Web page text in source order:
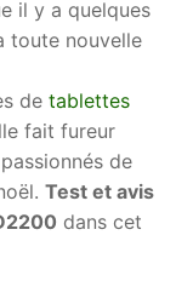
il y a quelques
toute nouvelle
de tablettes
fait fureur
de
Test et avis
dans cet